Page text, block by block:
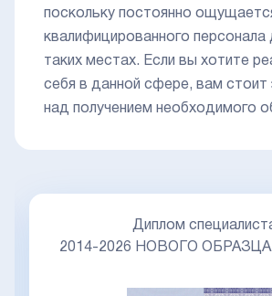
поскольку постоянно
квалифицированного персонала
таких местах. Если вы хотите
себя в данной сфере, вам стоит
над получением необходимого
Диплом
2014-2026 НОВОГО ОБРАЗЦА